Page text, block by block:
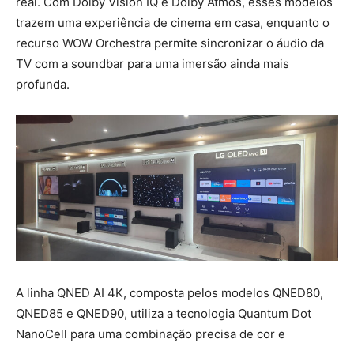
trazem uma experiência de cinema em casa, enquanto o
recurso WOW Orchestra permite sincronizar o áudio da
TV com a soundbar para uma imersão ainda mais
profunda.
A linha QNED AI 4K, composta pelos modelos QNED80,
QNED85 e QNED90, utiliza a tecnologia Quantum Dot
NanoCell para uma combinação precisa de cor e